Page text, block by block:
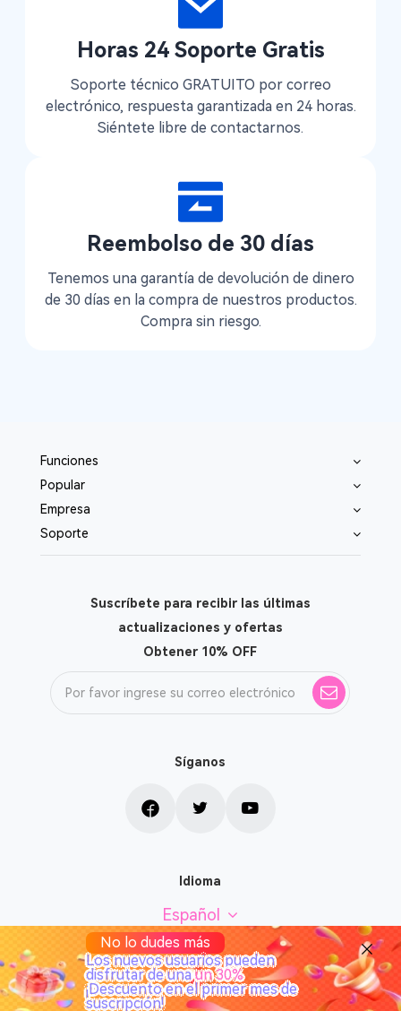
Horas 24 Soporte Gratis
Soporte técnico GRATUITO por correo
electrónico, respuesta garantizada en 24 horas.
Siéntete libre de contactarnos.
Reembolso de 30 días
Tenemos una garantía de devolución de dinero
de 30 días en la compra de nuestros productos.
Compra sin riesgo.
Funciones
Popular
Empresa
Soporte
Suscríbete para recibir las últimas
actualizaciones y ofertas
Obtener 10% OFF
Síganos
Idioma
Español
Copyright © 2026 TuneSolo Todos los derechos reservados.
No lo dudes más
Los nuevos usuarios pueden
disfrutar de unaun 30%
¡Descuento en el primer mes de
suscripción!